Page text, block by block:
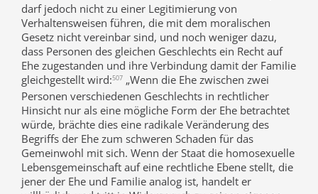
darf jedoch nicht zu einer Legitimierung von
Verhaltensweisen führen, die mit dem moralischen
Gesetz nicht vereinbar sind, und noch weniger dazu,
dass Personen des gleichen Geschlechts ein Recht auf
Ehe zugestanden und ihre Verbindung damit der Familie
gleichgestellt wird:507 „Wenn die Ehe zwischen zwei
Personen verschiedenen Geschlechts in rechtlicher
Hinsicht nur als eine mögliche Form der Ehe betrachtet
würde, brächte dies eine radikale Veränderung des
Begriffs der Ehe zum schweren Schaden für das
Gemeinwohl mit sich. Wenn der Staat die homosexuelle
Lebensgemeinschaft auf eine rechtliche Ebene stellt, die
jener der Ehe und Familie analog ist, handelt er